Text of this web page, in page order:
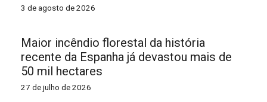
3 de agosto de 2026
Maior incêndio florestal da história
recente da Espanha já devastou mais de
50 mil hectares
27 de julho de 2026